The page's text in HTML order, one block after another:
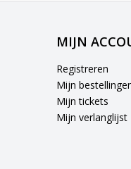
MIJN
Registreren
Mijn
Mijn tickets
Mijn verlanglijst